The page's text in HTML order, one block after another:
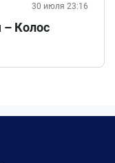
30 июля 23:16
– Колос